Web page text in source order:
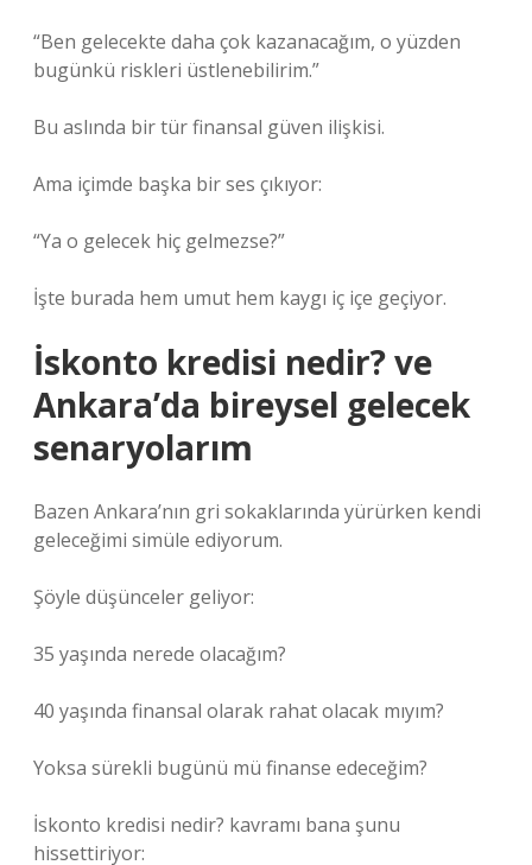
“Ben gelecekte daha çok kazanacağım, o yüzden
bugünkü riskleri üstlenebilirim.”
Bu aslında bir tür finansal güven ilişkisi.
Ama içimde başka bir ses çıkıyor:
“Ya o gelecek hiç gelmezse?”
İşte burada hem umut hem kaygı iç içe geçiyor.
İskonto kredisi nedir? ve
Ankara’da bireysel gelecek
senaryolarım
Bazen Ankara’nın gri sokaklarında yürürken kendi
geleceğimi simüle ediyorum.
Şöyle düşünceler geliyor:
35 yaşında nerede olacağım?
40 yaşında finansal olarak rahat olacak mıyım?
Yoksa sürekli bugünü mü finanse edeceğim?
İskonto kredisi nedir? kavramı bana şunu
hissettiriyor: